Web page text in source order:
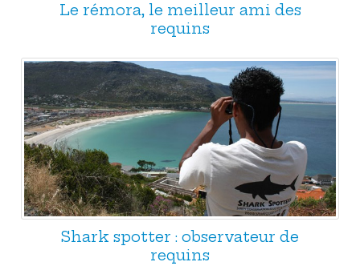
Le rémora, le meilleur ami des
requins
Shark spotter : observateur de
requins